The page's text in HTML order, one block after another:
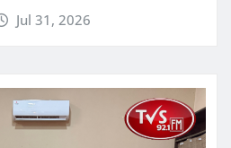
Jul 31, 2026